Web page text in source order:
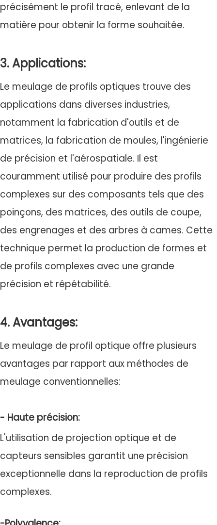
précisément le profil tracé, enlevant de la
matière pour obtenir la forme souhaitée.
3. Applications:
Le meulage de profils optiques trouve des
applications dans diverses industries,
notamment la fabrication d'outils et de
matrices, la fabrication de moules, l'ingénierie
de précision et l'aérospatiale. Il est
couramment utilisé pour produire des profils
complexes sur des composants tels que des
poinçons, des matrices, des outils de coupe,
des engrenages et des arbres à cames. Cette
technique permet la production de formes et
de profils complexes avec une grande
précision et répétabilité.
4. Avantages:
Le meulage de profil optique offre plusieurs
avantages par rapport aux méthodes de
meulage conventionnelles:
- Haute précision:
L'utilisation de projection optique et de
capteurs sensibles garantit une précision
exceptionnelle dans la reproduction de profils
complexes.